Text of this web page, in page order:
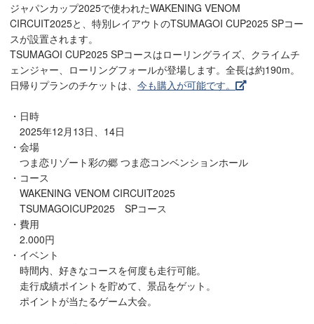
ジャパンカップ2025で使われたWAKENING VENOM
CIRCUIT2025と、特別レイアウトのTSUMAGOI CUP2025 SPコー
スが設置されます。
TSUMAGOI CUP2025 SPコースはローリングライズ、クライムチ
ェンジャー、ローリングフォールが登場します。全長は約190m。
日帰りプランのチケットは、 今も購入が可能です。
・日時
2025年12月13日、14日
・会場
つま恋リゾート彩の郷 つま恋コンベンションホール
・コース
WAKENING VENOM CIRCUIT2025
TSUMAGOICUP2025 SPコース
・費用
2.000円
・イベント
時間内、好きなコースを何度も走行可能。
走行成績ポイントを貯めて、景品をゲット。
ポイントが当たるゲーム大会。